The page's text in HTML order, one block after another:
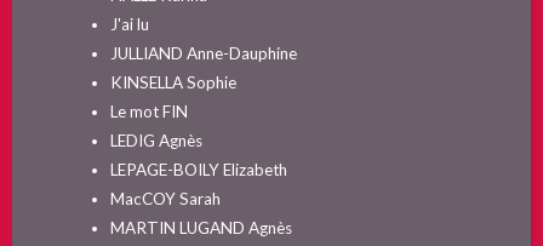
J'ai lu
JULLIAND Anne-Dauphine
KINSELLA Sophie
Le mot FIN
LEDIG Agnès
LEPAGE-BOILY Elizabeth
MacCOY Sarah
MARTIN LUGAND Agnès